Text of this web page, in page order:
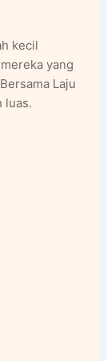
kecil
yang
Laju
luas.